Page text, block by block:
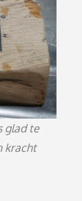
glad te
kracht